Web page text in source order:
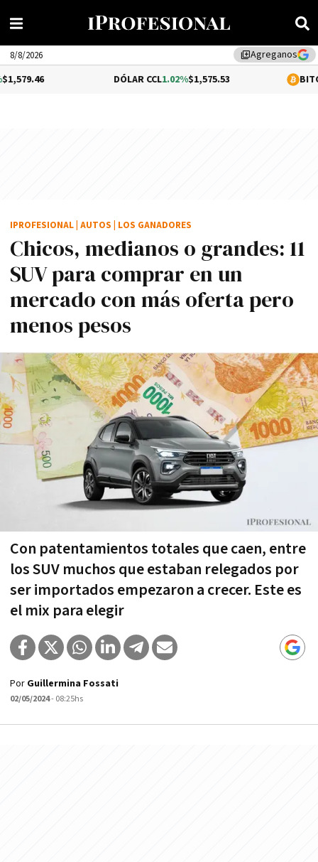
library_addAgreganos
8/8/2026
DÓLAR CCL 1.02%$1,575.53 BITCOIN -0.3%
Chicos, medianos o grandes: 11
SUV para comprar en un
mercado con más oferta pero
menos pesos
Con patentamientos totales que caen, entre
los SUV muchos que estaban relegados por
ser importados empezaron a crecer. Este es
el mix para elegir
IPROFESIONAL AUTOS LOS GANADORES
Por Guillermina Fossati
02/05/2024- 08:25hs